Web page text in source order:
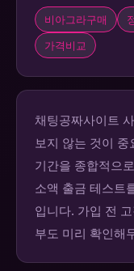
비아그라구매
가격비교
채팅공짜사이트
보지 않는 것이 중
기간을 종합적으
소액 출금 테스트
입니다. 가입 전
부도 미리 확인해